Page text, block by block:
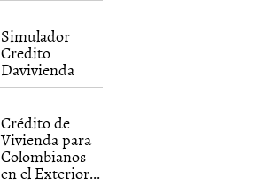
Simulador
Credito
Davivienda
Crédito de
Vivienda para
Colombianos
en el Exterior...